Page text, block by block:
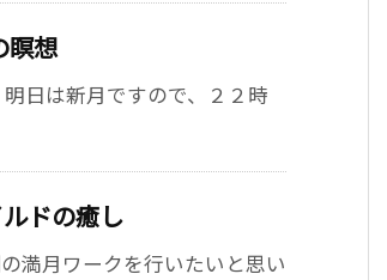
瞑想
日は新月ですので、２２時
ドの癒し
満月ワークを行いたいと思い